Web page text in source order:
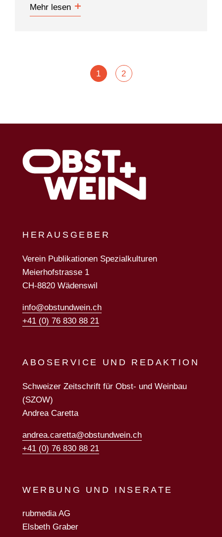
Mehr lesen
1 2
HERAUSGEBER
Verein Publikationen Spezialkulturen
Meierhofstrasse 1
CH-8820 Wädenswil
info@obstundwein.ch
+41 (0) 76 830 88 21
ABOSERVICE UND REDAKTION
Schweizer Zeitschrift für Obst- und Weinbau
(SZOW)
Andrea Caretta
andrea.caretta@obstundwein.ch
+41 (0) 76 830 88 21
WERBUNG UND INSERATE
rubmedia AG
Elsbeth Graber